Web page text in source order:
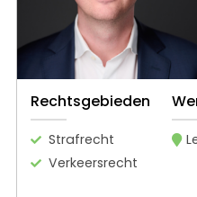
Rechtsgebieden
Strafrecht
Verkeersrecht